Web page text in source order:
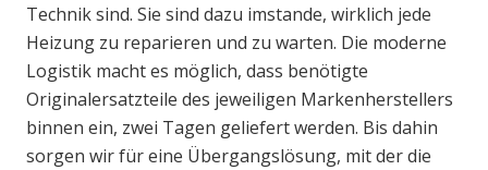
Technik sind. Sie sind dazu imstande, wirklich jede
Heizung zu reparieren und zu warten. Die moderne
Logistik macht es möglich, dass benötigte
Originalersatzteile des jeweiligen Markenherstellers
binnen ein, zwei Tagen geliefert werden. Bis dahin
sorgen wir für eine Übergangslösung, mit der die